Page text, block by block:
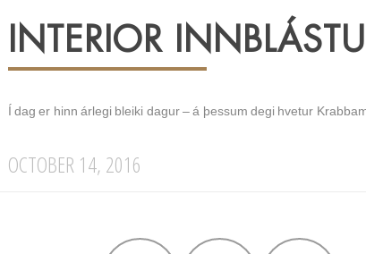
INTERIOR
Í dag er hinn árlegi bleiki dagur – á þessum degi hvetur
OCTOBER 14, 2016